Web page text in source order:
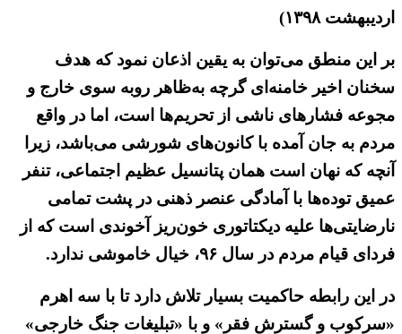
اردیبهشت ۱۳۹۸)
بر این منطق می‌توان به یقین اذعان نمود که هدف
سخنان اخیر خامنه‌ای گرچه به‌ظاهر روبه سوی خارج و
مجوعه فشارهای ناشی از تحریم‌ها است، اما در واقع
مردم به جان آمده با کانون‌های شورشی می‌باشد، زیرا
آنچه که نهان است همان پتانسیل عظیم اجتماعی، تنفر
عمیق توده‌ها با آمادگی عنصر ذهنی در پشت تمامی
نارضایتی‌ها علیه دیکتاتوری خون‌ریز آخوندی است که از
فردای قیام مردم در سال ۹۶، خیال خاموشی ندارد.
در این رابطه حاکمیت بسیار تلاش دارد تا با سه اهرم
«سرکوب و گسترش فقر» و با «تبلیغات جنگ خارجی»